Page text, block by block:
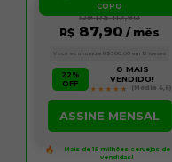
COPO
De R$ 112,90
R$ 87,90 / mês
Você economiza R$300,00 em 12 meses
22%
OFF
O MAIS
VENDIDO!
(Média 4,6)
ASSINE MENSAL
Mais de 15 milhões cervejas de
vendidas!